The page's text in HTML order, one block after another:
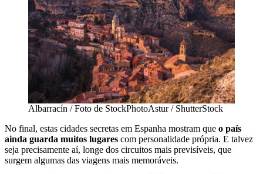
Albarracín / Foto de StockPhotoAstur / ShutterStock
No final, estas cidades secretas em Espanha mostram que o país
ainda guarda muitos lugares com personalidade própria. E talvez
seja precisamente aí, longe dos circuitos mais previsíveis, que
surgem algumas das viagens mais memoráveis.